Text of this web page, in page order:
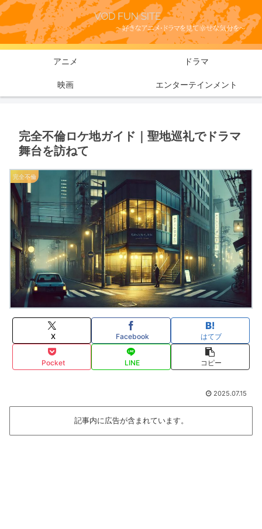
アニメ ドラマ
映画 エンターテインメント
完全不倫ロケ地ガイド｜聖地巡礼でドラマ
舞台を訪ねて
完全不倫
X Facebook はてブ
Pocket LINE コピー
2025.07.15
記事内に広告が含まれています。